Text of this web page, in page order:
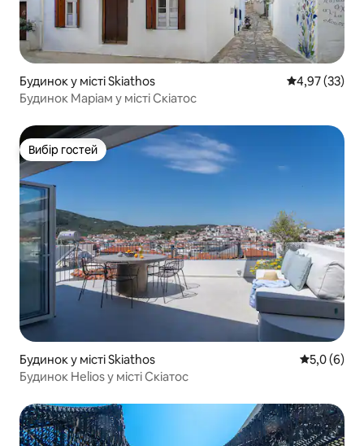
Будинок у місті Skiathos Середня
4,97 (33)
Будинок Маріам у місті Скіатос
Вибір гостей
Вибір гостей
Будинок у місті Skiathos Середня
5,0 (6)
Будинок Helios у місті Скіатос